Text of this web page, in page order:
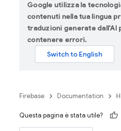
Google utilizza la
contenuti nella tua lingua
traduzioni generate dall'AI
contenere errori.
Firebase Documentation
Questa pagina è stata utile?